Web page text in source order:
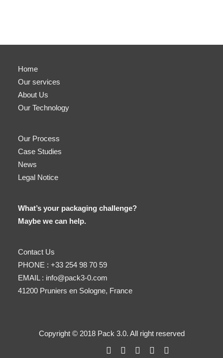
Home
Our services
About Us
Our Technology
Our Process
Case Studies
News
Legal Notice
What’s your packaging challenge?
Maybe we can help.
Contact Us
PHONE : +33 254 98 70 59
EMAIL : info@pack3-0.com
41200 Pruniers en Sologne, France
Copyright © 2018 Pack 3.0. All right reserved